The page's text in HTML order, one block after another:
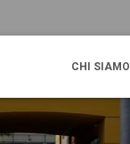
CHI SIAMO